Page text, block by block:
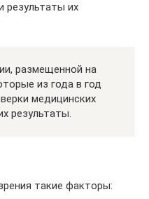
результаты их
размещенной на
из года в год
медицинских
результаты.
такие факторы: